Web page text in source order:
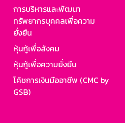
การบริหารและพัฒนา
ทรัพยากรบุคคลเพื่อความ
ยั่งยืน
หุ้นกู้เพื่อสังคม
หุ้นกู้เพื่อความยั่งยืน
โค้ชการเงินมืออาชีพ (CMC by
GSB)